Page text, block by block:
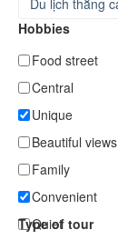
Hobbies
Food street
Central
Unique
Beautiful views
Family
Convenient
Quiet
Type of tour